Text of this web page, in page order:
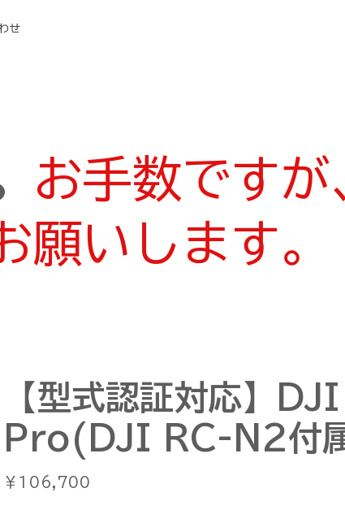
せ
お手数ですが
願いします。
【型式認証対応】
Pro(DJI RC-N2付
格
￥106,700